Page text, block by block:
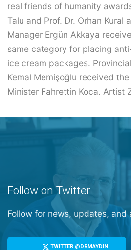
real friends of humanity
Talu and Prof. Dr. Orhan Kural
Manager Ergün Akkaya
same category for placing
ice cream packages.
Kemal Memişoğlu received
Minister Fahrettin Koca. Artist
Follow on Twitter
Follow for news, updates, and
TWITTER @DRMAYDIN